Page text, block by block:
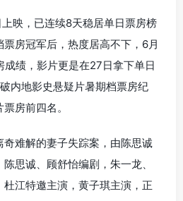
上映，已连续8天稳居单日票房榜
房冠军后，热度居高不下，6月
成绩，影片更是在27日拿下单日
内地影史悬疑片暑期档票房纪
房前四名。
奇难解的妻子失踪案，由陈思诚
思诚、顾舒怡编剧，朱一龙、
江特邀主演，黄子琪主演，正